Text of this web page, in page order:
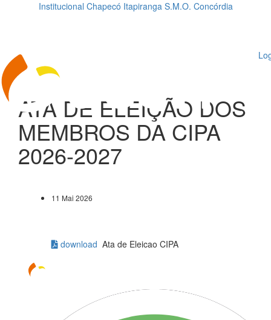
Institucional Chapecó Itapiranga S.M.O. Concórdia
ATA DE ELEIÇÃO DOS
MEMBROS DA CIPA
2026-2027
11 Mai 2026
download Ata de Eleicao CIPA